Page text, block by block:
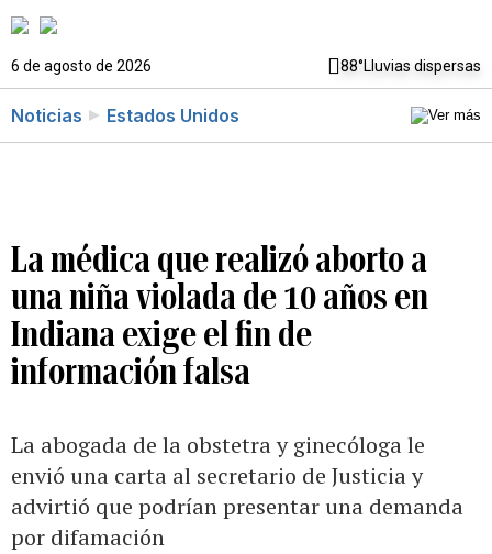
6 de agosto de 2026 88°Lluvias dispersas
Noticias Estados Unidos
La médica que realizó aborto a
una niña violada de 10 años en
Indiana exige el fin de
información falsa
La abogada de la obstetra y ginecóloga le
envió una carta al secretario de Justicia y
advirtió que podrían presentar una demanda
por difamación